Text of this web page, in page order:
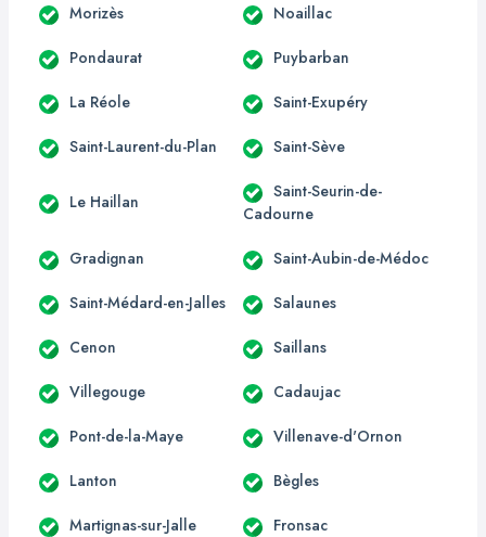
Morizès Noaillac
Pondaurat Puybarban
La Réole Saint-Exupéry
Saint-Laurent-du-Plan Saint-Sève
Le Haillan
Saint-Seurin-de-
Cadourne
Gradignan Saint-Aubin-de-Médoc
Saint-Médard-en-Jalles Salaunes
Cenon Saillans
Villegouge Cadaujac
Pont-de-la-Maye Villenave-d'Ornon
Lanton Bègles
Martignas-sur-Jalle Fronsac